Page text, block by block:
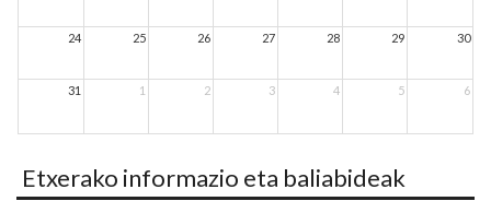
24 25 26 27 28 29 30
31 1 2 3 4 5 6
Etxerako informazio eta baliabideak